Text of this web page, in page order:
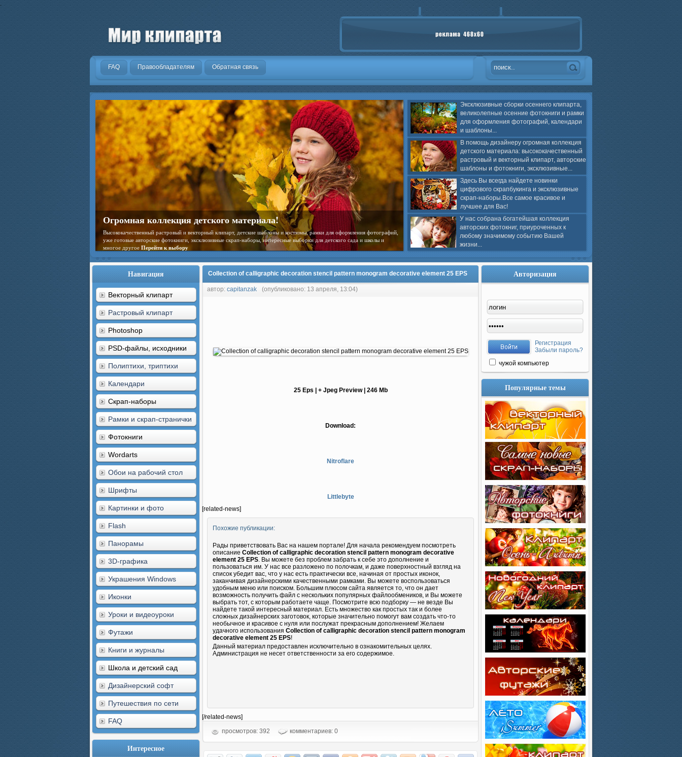
.
FAQ Правообладателям Обратная связь
Эксклюзивные сборки осеннего клипарта,
великолепные осенние фотокниги и рамки
для оформления фотографий, календари
и шаблоны...
В помощь дизайнеру огромная коллекция
детского материала: высококачественный
растровый и векторный клипарт, авторские
шаблоны и фотокниги, эксклюзивные...
Здесь Вы всегда найдете новинки
цифрового скрапбукинга и эксклюзивные
скрап-наборы.Все самое красивое и
лучшее для Вас!
У нас собрана богатейшая коллекция
авторских фотокниг, приуроченных к
любому значимому событию Вашей
жизни...
Огромная коллекция детского материала!
Высококачественный растровый и векторный клипарт, детские шаблоны и костюмы, рамки для оформления фотографий,
уже готовые авторские фотокниги, эксклюзивные скрап-наборы, интересные выборки для детского сада и школы и
многое другое Перейти к выбору
Навигация
Векторный клипарт
Растровый клипарт
Photoshop
PSD-файлы, исходники
Полиптихи, триптихи
Календари
Скрап-наборы
Рамки и скрап-странички
Фотокниги
Wordarts
Обои на рабочий стол
Шрифты
Картинки и фото
Flash
Панорамы
3D-графика
Украшения Windows
Иконки
Уроки и видеоуроки
Футажи
Книги и журналы
Школа и детский сад
Дизайнерский софт
Путешествия по сети
FAQ
Интересное
Collection of calligraphic decoration stencil pattern monogram decorative element 25 EPS
автор: capitanzak (опубликовано: 13 апреля, 13:04)
25 Eps | + Jpeg Preview | 246 Mb
Download:
Nitroflare
Littlebyte
[related-news]
Похожие публикации:
Рады приветствовать Вас на нашем портале! Для начала рекомендуем посмотреть
описание Collection of calligraphic decoration stencil pattern monogram decorative
element 25 EPS. Вы можете без проблем забрать к себе это дополнение и
пользоваться им. У нас все разложено по полочкам, и даже поверхностный взгляд на
список убедит вас, что у нас есть практически все, начиная от простых иконок,
заканчивая дизайнерскими качественными рамками. Вы можете воспользоваться
удобным меню или поиском. Большим плюсом сайта является то, что он дает
возможность получить файл с нескольких популярных файлообмеников, и Вы можете
выбрать тот, с которым работаете чаще. Посмотрите всю подборку — не везде Вы
найдете такой интересный материал. Есть множество как простых так и более
сложных дизайнерских заготовок, которые значительно помогут вам создать что-то
необычное и красивое с нуля или послужат прекрасным дополнением! Желаем
удачного использования Collection of calligraphic decoration stencil pattern monogram
decorative element 25 EPS!
Данный материал предоставлен исключительно в ознакомительных целях.
Администрация не несет ответственности за его содержимое.
[/related-news]
просмотров: 392
комментариев: 0
Авторизация
Регистрация
Забыли пароль?
чужой компьютер
Популярные темы